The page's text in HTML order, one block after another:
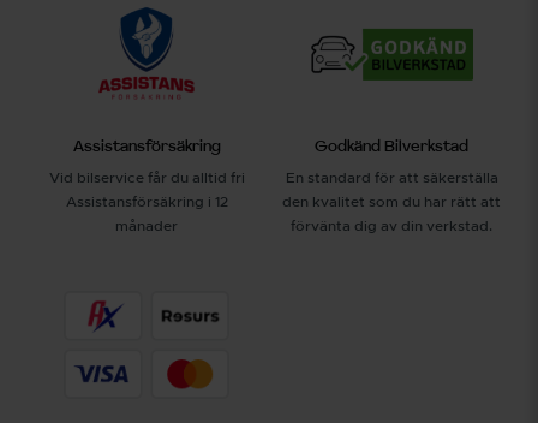
Assistansförsäkring
Vid bilservice får du alltid fri
Assistansförsäkring i 12
månader
Godkänd Bilverkstad
En standard för att säkerställa
den kvalitet som du har rätt att
förvänta dig av din verkstad.